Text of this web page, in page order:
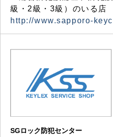
級・2級・3級）のいる店
http://www.sapporo-
SGロック防犯センター